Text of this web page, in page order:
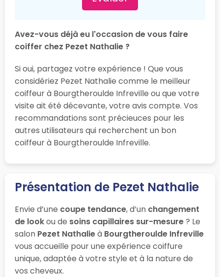
Avez-vous déjà eu l'occasion de vous faire
coiffer chez Pezet Nathalie ?
Si oui, partagez votre expérience ! Que vous
considériez Pezet Nathalie comme le meilleur
coiffeur à Bourgtheroulde Infreville ou que votre
visite ait été décevante, votre avis compte. Vos
recommandations sont précieuces pour les
autres utilisateurs qui recherchent un bon
coiffeur à Bourgtheroulde Infreville.
Présentation de Pezet Nathalie
Envie d’une coupe tendance, d’un changement
de lookou de soins capillaires sur-mesure? Le
salon Pezet Nathalieà Bourgtheroulde Infreville
vous accueille pour une expérience coiffure
unique, adaptée à votre style et à la nature de
vos cheveux.